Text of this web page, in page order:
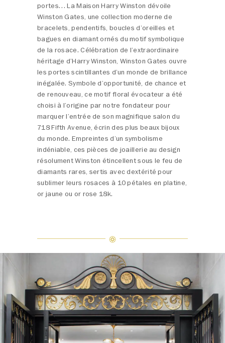
portes… La Maison Harry Winston dévoile
Winston Gates, une collection moderne de
bracelets, pendentifs, boucles d’oreilles et
bagues en diamant ornés du motif symbolique
de la rosace. Célébration de l’extraordinaire
héritage d’Harry Winston, Winston Gates ouvre
les portes scintillantes d’un monde de brillance
inégalée. Symbole d’opportunité, de chance et
de renouveau, ce motif floral évocateur a été
choisi à l’origine par notre fondateur pour
marquer l’entrée de son magnifique salon du
718 Fifth Avenue, écrin des plus beaux bijoux
du monde. Empreintes d’un symbolisme
indéniable, ces pièces de joaillerie au design
résolument Winston étincellent sous le feu de
diamants rares, sertis avec dextérité pour
sublimer leurs rosaces à 10 pétales en platine,
or jaune ou or rose 18k.